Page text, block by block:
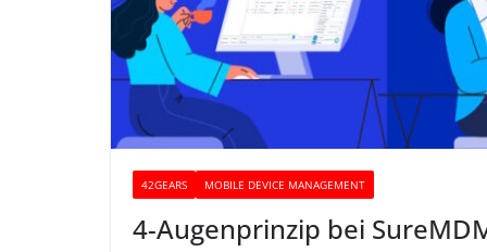
42GEARS MOBILE DEVICE MANAGEMENT
4-Augenprinzip bei